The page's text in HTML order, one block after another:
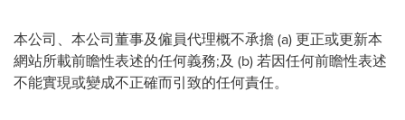
本公司、本公司董事及僱員代理概不承擔 (a) 更正或更新本
網站所載前瞻性表述的任何義務;及 (b) 若因任何前瞻性表述
不能實現或變成不正確而引致的任何責任。